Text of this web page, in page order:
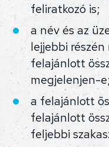
feliratkozó is;
a név és az
lejjebbi
felajánlott
megjelenjen-e;
a felajánlott
felajánlott
feljebbi